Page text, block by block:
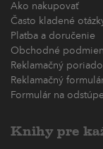
Ako nakupovať
Často kladené
Platba a doručenie
Obchodné
Reklamačný
Reklamačný
Formulár na
Knihy pre